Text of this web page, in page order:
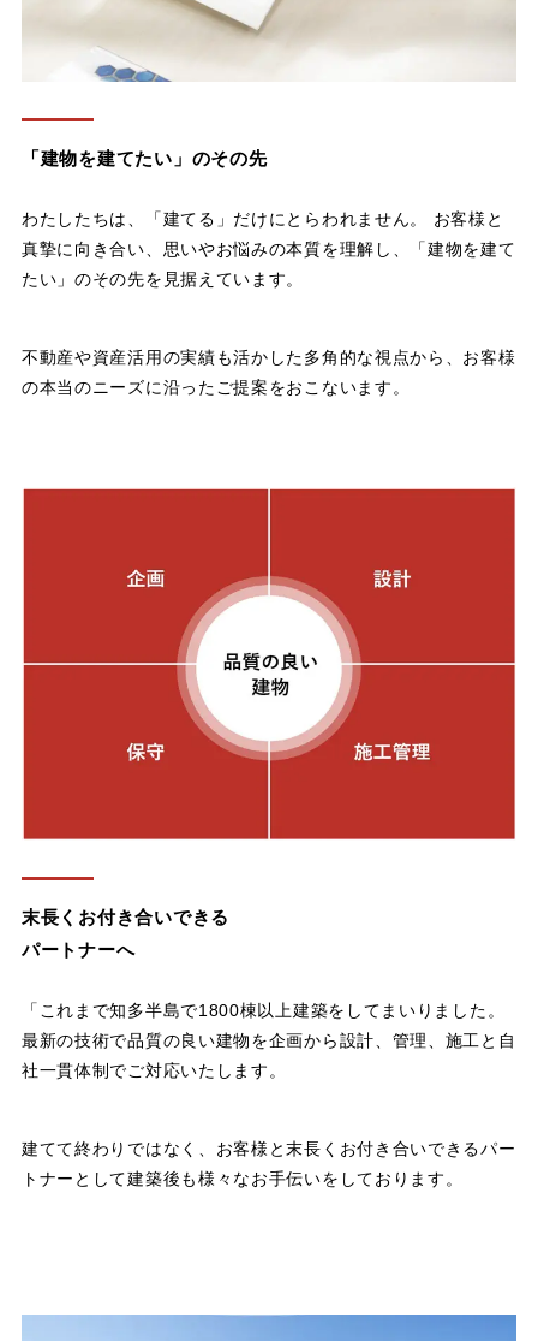
「建物を建てたい」のその先
わたしたちは、「建てる」だけにとらわれません。 お客様と
真摯に向き合い、思いやお悩みの本質を理解し、「建物を建て
たい」のその先を見据えています。
不動産や資産活用の実績も活かした多角的な視点から、お客様
の本当のニーズに沿ったご提案をおこないます。
末長くお付き合いできる
パートナーへ
「これまで知多半島で1800棟以上建築をしてまいりました。
最新の技術で品質の良い建物を企画から設計、管理、施工と自
社一貫体制でご対応いたします。
建てて終わりではなく、お客様と末長くお付き合いできるパー
トナーとして建築後も様々なお手伝いをしております。